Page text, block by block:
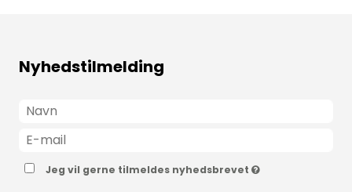
Nyhedstilmelding
Jeg vil gerne tilmeldes nyhedsbrevet